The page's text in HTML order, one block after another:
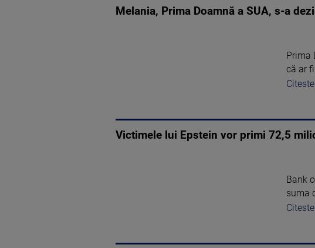
Melania, Prima Doamnă a SUA, s-a
Prima
că ar
Victimele lui Epstein vor primi 72,5
Bank
suma